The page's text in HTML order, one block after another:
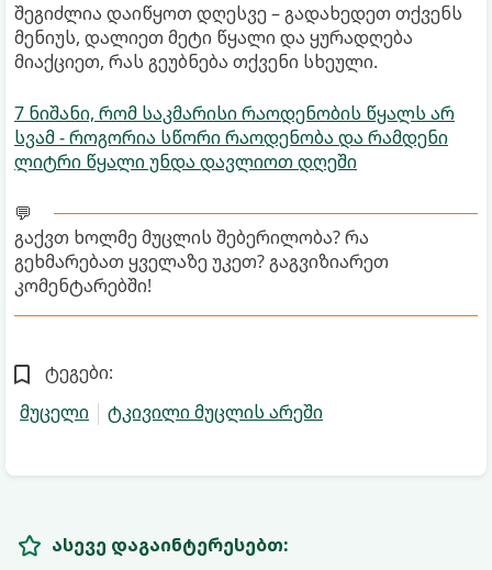
შეგიძლია დაიწყოთ დღესვე – გადახედეთ თქვენს
მენიუს, დალიეთ მეტი წყალი და ყურადღება
მიაქციეთ, რას გეუბნება თქვენი სხეული.
7 ნიშანი, რომ საკმარისი რაოდენობის წყალს არ
სვამ - როგორია სწორი რაოდენობა და რამდენი
ლიტრი წყალი უნდა დავლიოთ დღეში
💬
გაქვთ ხოლმე მუცლის შებერილობა? რა
გეხმარებათ ყველაზე უკეთ? გაგვიზიარეთ
კომენტარებში!
ტეგები:
მუცელი
ტკივილი მუცლის არეში
ასევე დაგაინტერესებთ: